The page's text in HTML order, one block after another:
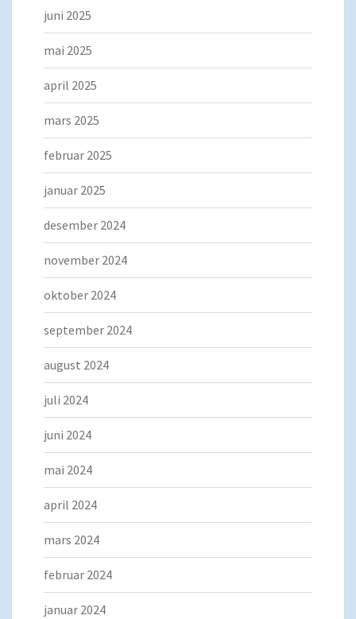
juni 2025
mai 2025
april 2025
mars 2025
februar 2025
januar 2025
desember 2024
november 2024
oktober 2024
september 2024
august 2024
juli 2024
juni 2024
mai 2024
april 2024
mars 2024
februar 2024
januar 2024